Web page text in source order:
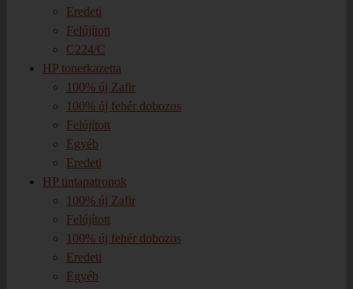
Eredeti
Felújított
C224/C
HP tonerkazetta
100% új Zafir
100% új fehér dobozos
Felújított
Egyéb
Eredeti
HP tintapatronok
100% új Zafir
Felújított
100% új fehér dobozos
Eredeti
Egyéb